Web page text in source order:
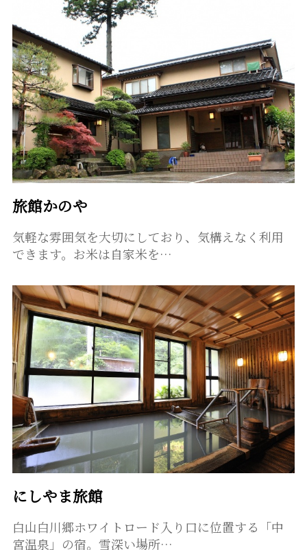
旅館かのや
気軽な雰囲気を大切にしており、気構えなく利用
できます。お米は自家米を…
にしやま旅館
白山白川郷ホワイトロード入り口に位置する「中
宮温泉」の宿。雪深い場所…